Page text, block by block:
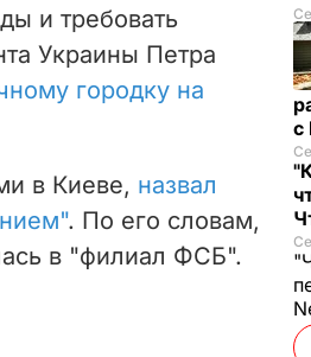
и требовать
Украины Петра
городку на
в Киеве, назвал
. По его словам,
в "филиал ФСБ".
с